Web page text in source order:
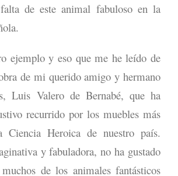
de este animal fabuloso en la
ejemplo y eso que me he leído de
de mi querido amigo y hermano
Luis Valero de Bernabé, que ha
recurrido por los muebles más
Ciencia Heroica de nuestro país.
y fabuladora, no ha gustado
de los animales fantásticos